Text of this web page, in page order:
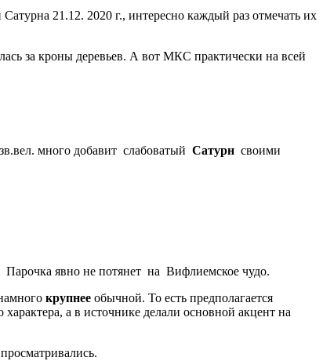
21.12. 2020 г., интересно каждый раз отмечать их
за кроны деревьев. А вот МКС практически на всей
зв.вел. много добавит слабоватый Сатурн своими
Парочка явно не потянет на Вифлиемское чудо.
крупнее обычной. То есть предполагается
а в источнике делали основной акцент на